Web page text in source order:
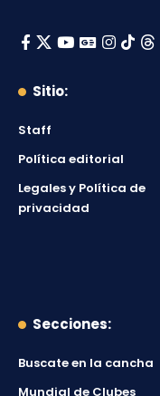
Sitio:
Staff
Política editorial
Legales y Política de
privacidad
Secciones:
Buscate en la cancha
Mundial de Clubes